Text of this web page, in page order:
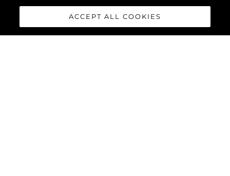
ACCEPT ALL COOKIES